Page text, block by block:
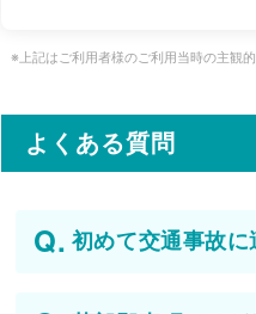
※上記はご利用者様のご利用当時の主観
よくある質問
初めて交通事故に